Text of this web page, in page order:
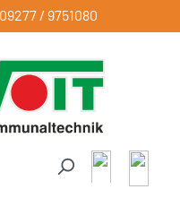
/ 9751080